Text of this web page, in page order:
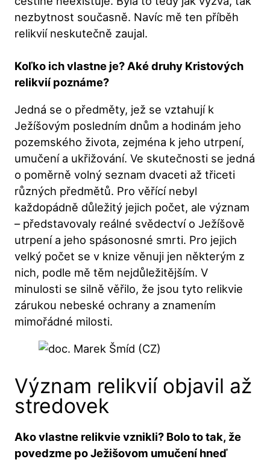
nezbytnost současně. Navíc mě ten příběh
relikvií neskutečně zaujal.
Koľko ich vlastne je? Aké druhy Kristových
relikvií poznáme?
Jedná se o předměty, jež se vztahují k
Ježíšovým posledním dnům a hodinám jeho
pozemského života, zejména k jeho utrpení,
umučení a ukřižování. Ve skutečnosti se jedná
o poměrně volný seznam dvaceti až třiceti
různých předmětů. Pro věřící nebyl
každopádně důležitý jejich počet, ale význam
– představovaly reálné svědectví o Ježíšově
utrpení a jeho spásonosné smrti. Pro jejich
velký počet se v knize věnuji jen některým z
nich, podle mě těm nejdůležitějším. V
minulosti se silně věřilo, že jsou tyto relikvie
zárukou nebeské ochrany a znamením
mimořádné milosti.
Význam relikvií objavil až
stredovek
Ako vlastne relikvie vznikli? Bolo to tak, že
povedzme po Ježišovom umučení hneď